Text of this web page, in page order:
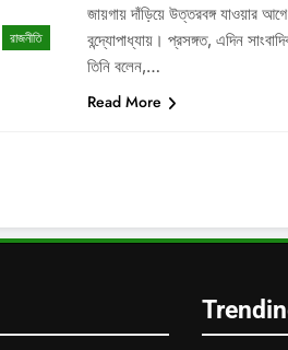
রাজনীতি
জায়গায় দাঁড়িয়ে উত্তরবঙ্গ যাওয়ার
বন্দ্যোপাধ্যায়। প্রসঙ্গত, এদিন
তিনি বলেন,…
Read More